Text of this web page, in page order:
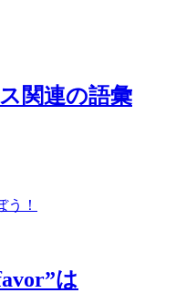
関連の語彙
！
”は